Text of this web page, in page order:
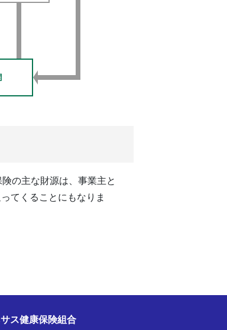
の主な財源は、事業主と
てくることにもなりま
ス健康保険組合